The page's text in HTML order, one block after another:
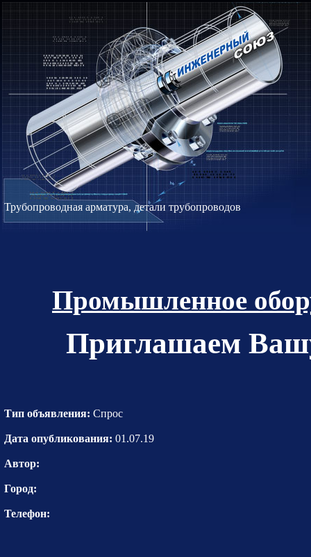
Трубопроводная арматура, детали трубопроводов
Промышленное
Приглашаем
Тип объявления: Спрос
Дата опубликования: 01.07.19
Автор:
Город:
Телефон: